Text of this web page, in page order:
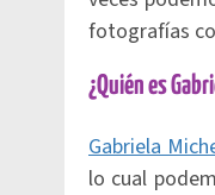
fotografías
¿Quién es
Gabriela
lo cual